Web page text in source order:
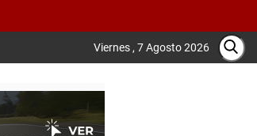
Viernes , 7 Agosto 2026